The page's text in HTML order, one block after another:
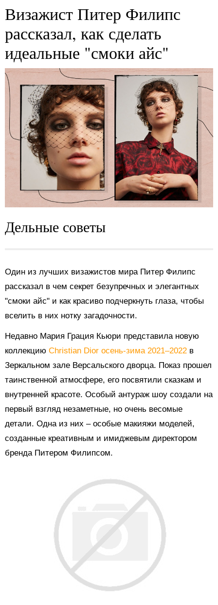
Визажист Питер Филипс
рассказал, как сделать
идеальные "смоки айс"
Дельные советы
Один из лучших визажистов мира Питер Филипс
рассказал в чем секрет безупречных и элегантных
"смоки айс" и как красиво подчеркнуть глаза, чтобы
вселить в них нотку загадочности.
Недавно Мария Грация Кьюри представила новую
коллекцию Christian Dior осень-зима 2021–2022 в
Зеркальном зале Версальского дворца. Показ прошел
таинственной атмосфере, его посвятили сказкам и
внутренней красоте. Особый антураж шоу создали на
первый взгляд незаметные, но очень весомые
детали. Одна из них – особые макияжи моделей,
созданные креативным и имиджевым директором
бренда Питером Филипсом.